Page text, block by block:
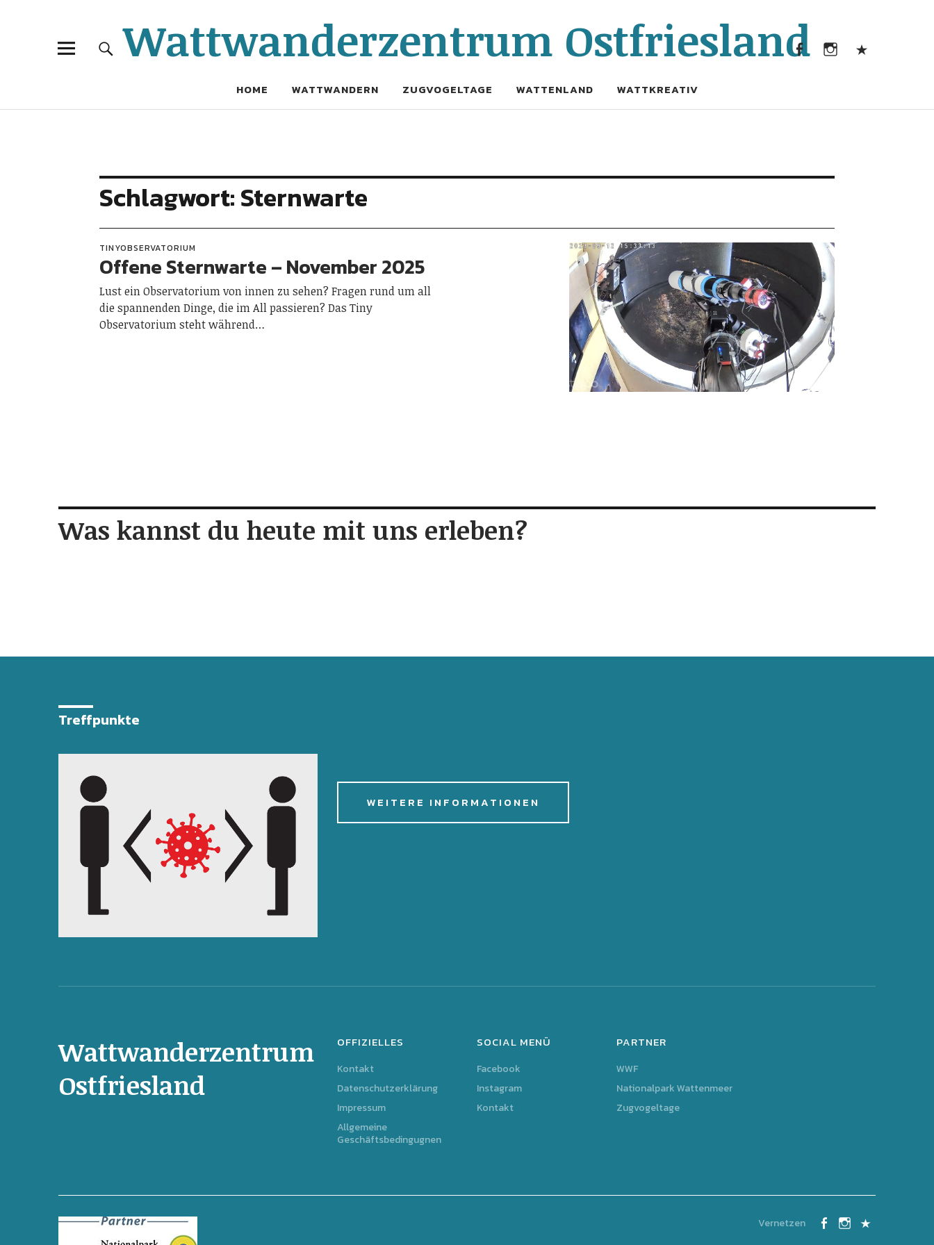
Wattwanderzentrum Ostfriesland
HOME WATTWANDERN ZUGVOGELTAGE WATTENLAND WATTKREATIV
Schlagwort:Sternwarte
TINYOBSERVATORIUM
Offene Sternwarte – November 2025
Lust ein Observatorium von innen zu sehen? Fragen rund um all
die spannenden Dinge, die im All passieren? Das Tiny
Observatorium steht während…
Was kannst du heute mit uns erleben?
Treffpunkte
WEITERE INFORMATIONEN
Wattwanderzentrum
Ostfriesland
OFFIZIELLES
Kontakt
Datenschutzerklärung
Impressum
Allgemeine
Geschäftsbedingugnen
SOCIAL MENÜ
Facebook
Instagram
Kontakt
PARTNER
WWF
Nationalpark Wattenmeer
Zugvogeltage
Vernetzen